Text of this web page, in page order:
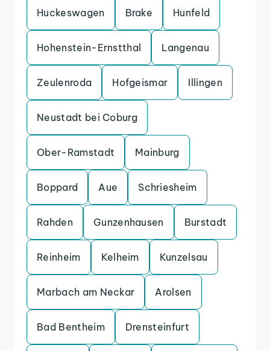
Huckeswagen Brake Hunfeld
Hohenstein-Ernstthal Langenau
Zeulenroda Hofgeismar Illingen
Neustadt bei Coburg
Ober-Ramstadt Mainburg
Boppard Aue Schriesheim
Rahden Gunzenhausen Burstadt
Reinheim Kelheim Kunzelsau
Marbach am Neckar Arolsen
Bad Bentheim Drensteinfurt